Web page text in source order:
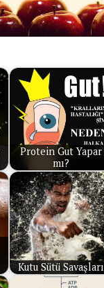
Protein Gut Yapar
mı?
Kutu Sütü Savaşları